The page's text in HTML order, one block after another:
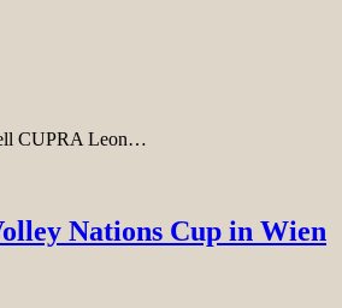
CUPRA Leon…
Nations Cup in Wien